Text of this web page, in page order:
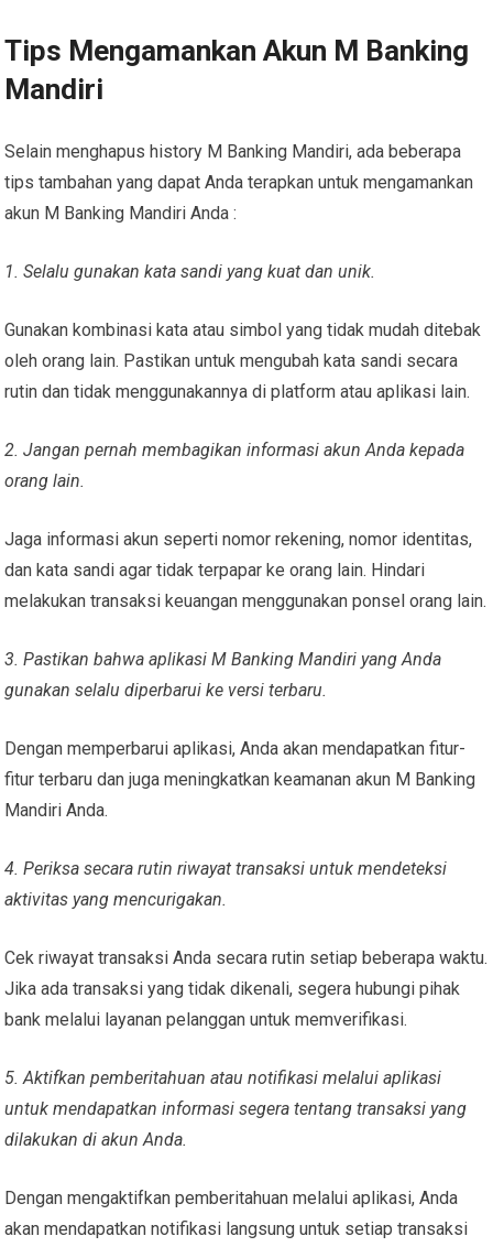
Tips Mengamankan Akun M Banking
Mandiri
Selain menghapus history M Banking Mandiri, ada beberapa
tips tambahan yang dapat Anda terapkan untuk mengamankan
akun M Banking Mandiri Anda :
1. Selalu gunakan kata sandi yang kuat dan unik.
Gunakan kombinasi kata atau simbol yang tidak mudah ditebak
oleh orang lain. Pastikan untuk mengubah kata sandi secara
rutin dan tidak menggunakannya di platform atau aplikasi lain.
2. Jangan pernah membagikan informasi akun Anda kepada
orang lain.
Jaga informasi akun seperti nomor rekening, nomor identitas,
dan kata sandi agar tidak terpapar ke orang lain. Hindari
melakukan transaksi keuangan menggunakan ponsel orang lain.
3. Pastikan bahwa aplikasi M Banking Mandiri yang Anda
gunakan selalu diperbarui ke versi terbaru.
Dengan memperbarui aplikasi, Anda akan mendapatkan fitur-
fitur terbaru dan juga meningkatkan keamanan akun M Banking
Mandiri Anda.
4. Periksa secara rutin riwayat transaksi untuk mendeteksi
aktivitas yang mencurigakan.
Cek riwayat transaksi Anda secara rutin setiap beberapa waktu.
Jika ada transaksi yang tidak dikenali, segera hubungi pihak
bank melalui layanan pelanggan untuk memverifikasi.
5. Aktifkan pemberitahuan atau notifikasi melalui aplikasi
untuk mendapatkan informasi segera tentang transaksi yang
dilakukan di akun Anda.
Dengan mengaktifkan pemberitahuan melalui aplikasi, Anda
akan mendapatkan notifikasi langsung untuk setiap transaksi